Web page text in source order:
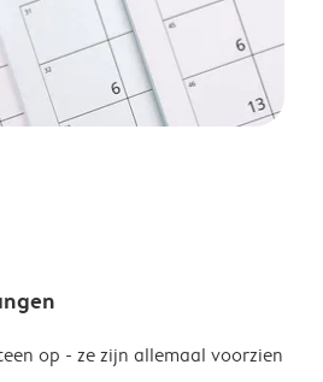
op - ze zijn allemaal voorzien